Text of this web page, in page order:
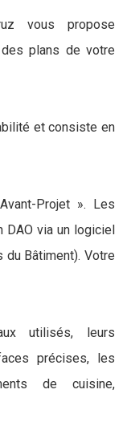
vous propose
plans de votre
et consiste en
Projet ». Les
DAO via un logiciel
Bâtiment). Votre
utilisés, leurs
précises, les
de cuisine,